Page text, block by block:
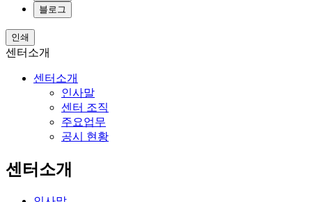
블로그
인쇄
센터소개
센터소개
인사말
센터 조직
주요업무
공시 현황
센터소개